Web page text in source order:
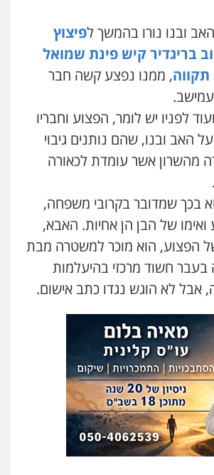
פלילי צווארון לבן מעצרים הליכי הסגרה
רועי אטיאס
משפט פלילי פשיעה חמורה
525043999
עו"ד אסף כהן
וחקירות
משרד עורכי דין טאי שרקי
אסירים תעבורה מרב"ד
אילן אלימלך
פשיעה חמורה תעבורה
שאדי נאטור
פשיעה חמורה מעצרים וחקירות
ובנו נורו בהמשך לפיצוץ
בריגדיר קיש פינת שמואל
, ממנו נפצע קשה חבר
עמישב.
לפניו יש לומר, הפצוע וחבריו
האב ובנו, שהם נותנים גיבוי
מהשרון אשר עומדת לכאורה
בכך שמדובר בקרובי משפחה,
של הבן הן אחיות. האבא,
הפצוע, הוא מוכר למשטרה מבת
בעבר חשוד מרכזי בהיעלמות
אבל לא הוגש נגדו כתב אישום.